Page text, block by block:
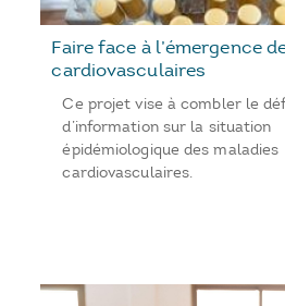
Faire face à l’émergence
cardiovasculaires
Ce projet vise à combler le
d’information sur la situation
épidémiologique des maladies
cardiovasculaires.